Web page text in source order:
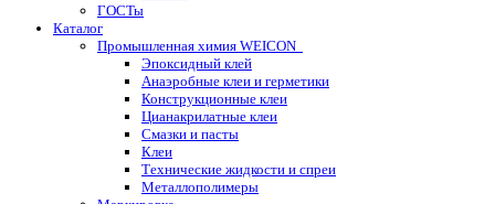
ГОСТы
Каталог
Промышленная химия WEICON
Эпоксидный клей
Анаэробные клеи и герметики
Конструкционные клеи
Цианакрилатные клеи
Смазки и пасты
Клеи
Технические жидкости и спреи
Металлополимеры